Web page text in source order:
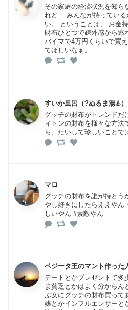
その家庭の経済状況を知ら
れど… みんなが持っている
い。 ということは、 お金
財布ひとつで疎外感から逃
バイマで4万円くらいで買
てほしいなぁ。
すいか風呂（?ぬるま湯♨️）
グッチの財布がトレンドだ
ィトンの財布を様々な方
ら、たいして珍しいことで
マロ
グッチの財布を誰が持とう
やし好きにしたらええやん
しいやん #素敵やん
ベジータ王のマント作った
デートとかプレゼントて多
ま貧乏とかはよく分から
ぶ女にグッチの財布買って
嬢とかインフルエンサーと